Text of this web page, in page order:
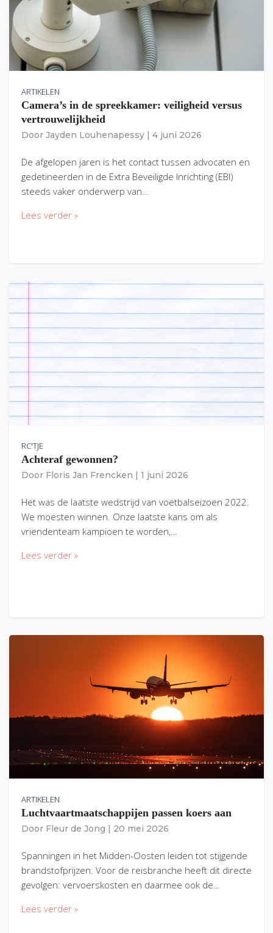
ARTIKELEN
Camera’s in de spreekkamer: veiligheid versus
vertrouwelijkheid
Door Jayden Louhenapessy 4 juni 2026
De afgelopen jaren is het contact tussen advocaten en
gedetineerden in de Extra Beveiligde Inrichting (EBI)
steeds vaker onderwerp van…
Lees verder »
RC'TJE
Achteraf gewonnen?
Door Floris Jan Frencken 1 juni 2026
Het was de laatste wedstrijd van voetbalseizoen 2022.
We moesten winnen. Onze laatste kans om als
vriendenteam kampioen te worden,…
Lees verder »
ARTIKELEN
Luchtvaartmaatschappijen passen koers aan
Door Fleur de Jong 20 mei 2026
Spanningen in het Midden-Oosten leiden tot stijgende
brandstofprijzen. Voor de reisbranche heeft dit directe
gevolgen: vervoerskosten en daarmee ook de…
Lees verder »